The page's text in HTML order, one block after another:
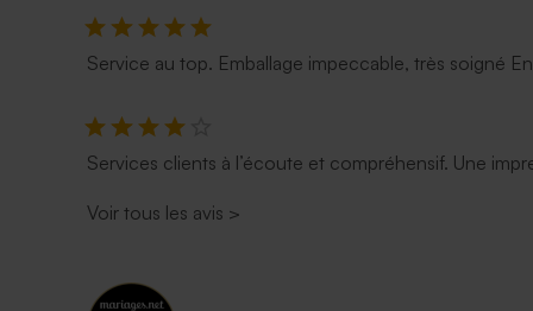
Service au top. Emballage impeccable, très soigné
Services clients à l’écoute et compréhensif. Une
Voir tous les avis >